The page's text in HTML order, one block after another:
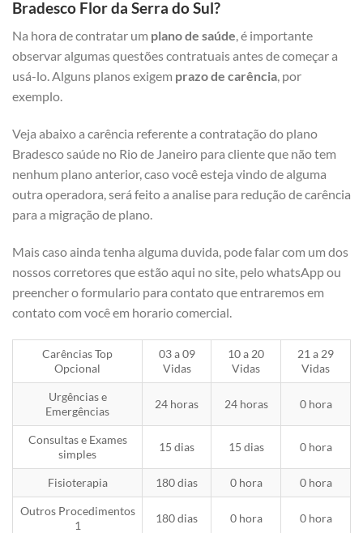
Bradesco Flor da Serra do Sul?
Na hora de contratar um plano de saúde, é importante
observar algumas questões contratuais antes de começar a
usá-lo. Alguns planos exigem prazo de carência, por
exemplo.
Veja abaixo a carência referente a contratação do plano
Bradesco saúde no Rio de Janeiro para cliente que não tem
nenhum plano anterior, caso você esteja vindo de alguma
outra operadora, será feito a analise para redução de carência
para a migração de plano.
Mais caso ainda tenha alguma duvida, pode falar com um dos
nossos corretores que estão aqui no site, pelo whatsApp ou
preencher o formulario para contato que entraremos em
contato com você em horario comercial.
Carências Top
Opcional
03 a 09
Vidas
10 a 20
Vidas
21 a 29
Vidas
Urgências e
Emergências
24 horas 24 horas 0 hora
Consultas e Exames
simples
15 dias 15 dias 0 hora
Fisioterapia 180 dias 0 hora 0 hora
Outros Procedimentos
1
180 dias 0 hora 0 hora